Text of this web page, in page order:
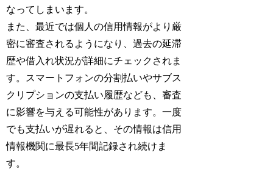
なってしまいます。
また、最近では個人の信用情報がより厳
密に審査されるようになり、過去の延滞
歴や借入れ状況が詳細にチェックされま
す。スマートフォンの分割払いやサブス
クリプションの支払い履歴なども、審査
に影響を与える可能性があります。一度
でも支払いが遅れると、その情報は信用
情報機関に最長5年間記録され続けま
す。